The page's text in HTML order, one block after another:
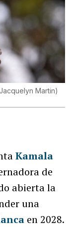
Martin)
Kamala
de
abierta la
una
en 2028.